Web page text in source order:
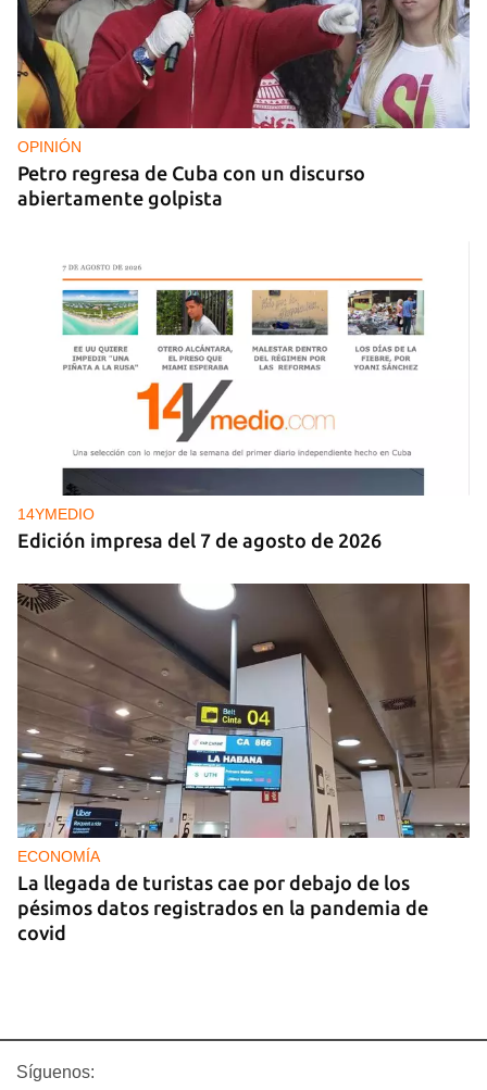
NICARAGUA
EE UU propone a la OEA convocar a los
cancilleres para "tomar medidas" contra las
decisiones de Ortega
OPINIÓN
Petro regresa de Cuba con un discurso
abiertamente golpista
14YMEDIO
Edición impresa del 7 de agosto de 2026
ECONOMÍA
La llegada de turistas cae por debajo de los
pésimos datos registrados en la pandemia de
covid
Síguenos: